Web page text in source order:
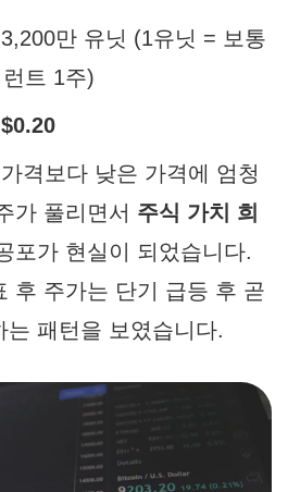
3,200만 유닛 (1유닛 = 보통
트 1주)
$0.20
격보다 낮은 가격에 엄청
가 풀리면서 주식 가치 희
포가 현실이 되었습니다.
후 주가는 단기 급등 후 곧
는 패턴을 보였습니다.